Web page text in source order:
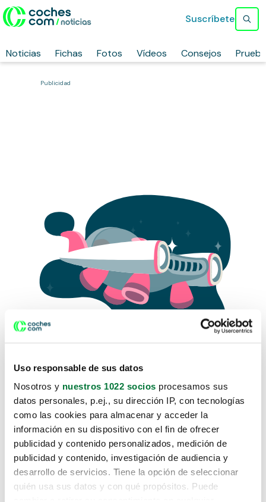
Uso responsable de sus datos
Nosotros y nuestros 1022 socios procesamos sus
datos personales, p.ej., su dirección IP, con tecnologías
como las cookies para almacenar y acceder la
información en su dispositivo con el fin de ofrecer
publicidad y contenido personalizados, medición de
publicidad y contenido, investigación de audiencia y
desarrollo de servicios. Tiene la opción de seleccionar
quién usa sus datos y con qué propósitos. Puede
Noticias Fichas Fotos Vídeos Consejos
Suscríbete
Publicidad
Lo sentimos, no sabemos como
te hemos traido hasta aquí.
Pero puedes encontrar el coche que estás
buscando en alguno de estos enlaces: